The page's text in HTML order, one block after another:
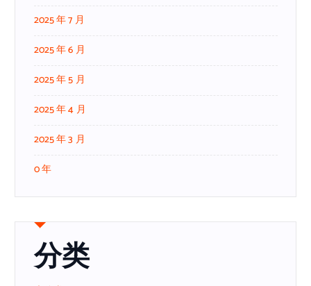
2025 年 7 月
2025 年 6 月
2025 年 5 月
2025 年 4 月
2025 年 3 月
0 年
分类